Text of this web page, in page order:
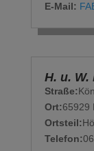
E-Mail:
H. u. W.
Straße:
Ort:65929
Ortsteil:
Telefon: